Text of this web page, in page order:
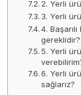
2. Yerli
3. Yerli
4.
gereklidir?
5. Yerli
6. Yerli
sağlarız?